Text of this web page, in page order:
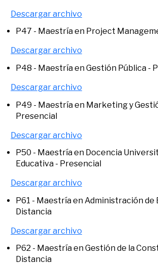
Descargar archivo
P47 - Maestría en Project
Descargar archivo
P48 - Maestría en Gestión Pública -
Descargar archivo
P49 - Maestría en Marketing y
Presencial
Descargar archivo
P50 - Maestría en Docencia
Educativa - Presencial
Descargar archivo
P61 - Maestría en Administración de
Distancia
Descargar archivo
P62 - Maestría en Gestión de la
Distancia